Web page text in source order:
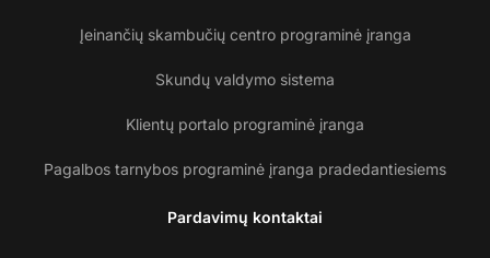
Įeinančių skambučių centro programinė įranga
Skundų valdymo sistema
Klientų portalo programinė įranga
Pagalbos tarnybos programinė įranga pradedantiesiems
Pardavimų kontaktai